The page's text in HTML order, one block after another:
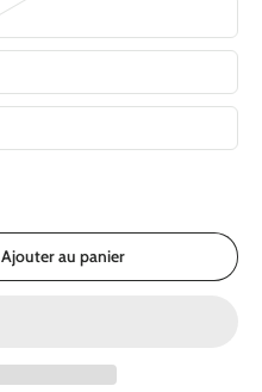
Ajouter au panier